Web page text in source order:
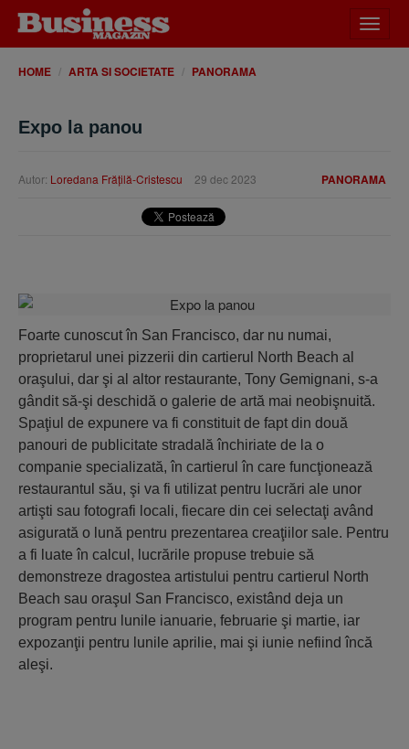
meniu
HOME ARTA SI SOCIETATE PANORAMA
Expo la panou
PANORAMA
Autor: Loredana Frăţilă-Cristescu 29 dec 2023
Foarte cunoscut în San Francisco, dar nu numai,
proprietarul unei pizzerii din cartierul North Beach al
oraşului, dar şi al altor restaurante, Tony Gemignani, s-a
gândit să-şi deschidă o galerie de artă mai neobişnuită.
Spaţiul de expunere va fi constituit de fapt din două
panouri de publicitate stradală închiriate de la o
companie specializată, în cartierul în care funcţionează
restaurantul său, şi va fi utilizat pentru lucrări ale unor
artişti sau fotografi locali, fiecare din cei selectaţi având
asigurată o lună pentru prezentarea creaţiilor sale. Pentru
a fi luate în calcul, lucrările propuse trebuie să
demonstreze dragostea artistului pentru cartierul North
Beach sau oraşul San Francisco, existând deja un
program pentru lunile ianuarie, februarie şi martie, iar
expozanţii pentru lunile aprilie, mai şi iunie nefiind încă
aleşi.